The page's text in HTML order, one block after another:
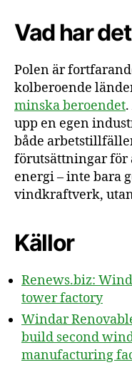
Vad har
Polen är
kolberoende
minska beroendet
upp en egen
både
förutsättningar för
energi – inte bara
vindkraftverk,
Källor
Renews.biz:
tower factory
Windar
build second
manufacturing